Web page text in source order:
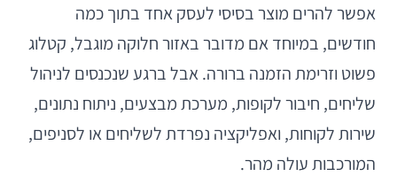
אפשר להרים מוצר בסיסי לעסק אחד בתוך כמה
חודשים, במיוחד אם מדובר באזור חלוקה מוגבל, קטלוג
פשוט וזרימת הזמנה ברורה. אבל ברגע שנכנסים לניהול
שליחים, חיבור לקופות, מערכת מבצעים, ניתוח נתונים,
שירות לקוחות, ואפליקציה נפרדת לשליחים או לסניפים,
המורכבות עולה מהר.